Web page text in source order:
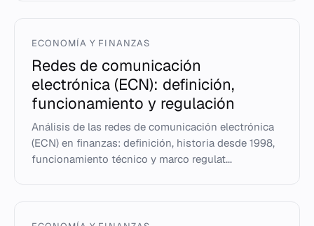
ECONOMÍA Y FINANZAS
Redes de comunicación
electrónica (ECN): definición,
funcionamiento y regulación
Análisis de las redes de comunicación electrónica
(ECN) en finanzas: definición, historia desde 1998,
funcionamiento técnico y marco regulat...